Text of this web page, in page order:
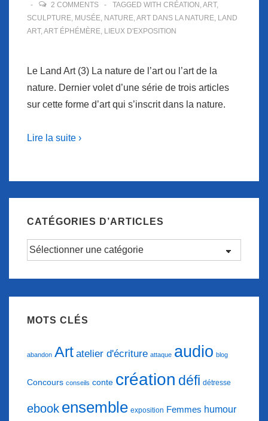
2 COMMENTS
TAGGED WITH CRÉATION ,ART,
SCULPTURE, MUSÉE, NATURE,ART DANS LA NATURE, LAND
ART,ART ÉPHÉMÈRE, LIEUX D'EXPOSITION
Le Land Art (3) La nature de l’art ou l’art de la
nature. Dernier volet d’une série de trois articles
sur cette forme d’art qui s’inscrit dans la nature.
Lire la suite ›
CATÉGORIES D’ARTICLES
Catégories
MOTS CLÉS
abandon Art atelier d'écriture attaque audio blog
Concours conseils conte création défi détresse
ebook ensemble exposition Femmes humour